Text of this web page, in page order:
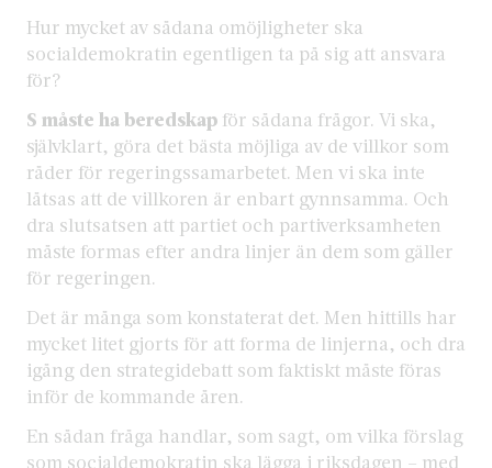
Hur mycket av sådana omöjligheter ska
socialdemokratin egentligen ta på sig att ansvara
för?
S måste ha beredskap för sådana frågor. Vi ska,
självklart, göra det bästa möjliga av de villkor som
råder för regeringssamarbetet. Men vi ska inte
låtsas att de villkoren är enbart gynnsamma. Och
dra slutsatsen att partiet och partiverksamheten
måste formas efter andra linjer än dem som gäller
för regeringen.
Det är många som konstaterat det. Men hittills har
mycket litet gjorts för att forma de linjerna, och dra
igång den strategidebatt som faktiskt måste föras
inför de kommande åren.
En sådan fråga handlar, som sagt, om vilka förslag
som socialdemokratin ska lägga i riksdagen – med